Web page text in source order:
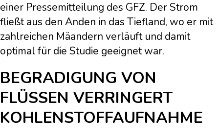
einer Pressemitteilung des GFZ. Der Strom
fließt aus den Anden in das Tiefland, wo er mit
zahlreichen Mäandern verläuft und damit
optimal für die Studie geeignet war.
BEGRADIGUNG VON
FLÜSSEN VERRINGERT
KOHLENSTOFFAUFNAHME